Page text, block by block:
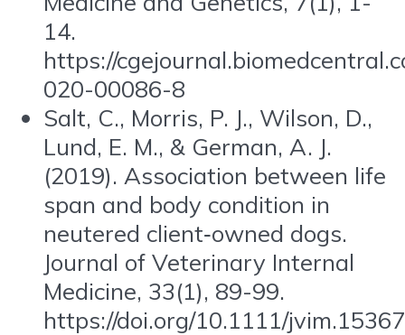
14.
https://
020-00086-8
Salt, C., Morris, P. J., Wilson, D.,
Lund, E. M., & German, A. J.
(2019). Association between life
span and body condition in
neutered client‐owned dogs.
Journal of Veterinary Internal
Medicine, 33(1), 89-99.
https://doi.org/10.1111/jvim.15367